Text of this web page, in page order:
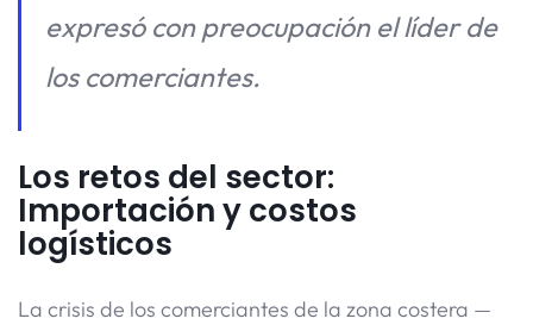
expresó con preocupación el líder de
los comerciantes.
Los retos del sector:
Importación y costos
logísticos
La crisis de los comerciantes de la zona costera —